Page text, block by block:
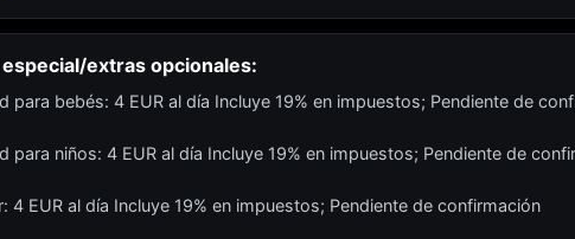
extras opcionales:
para bebés: 4 EUR al día Incluye 19% en impuestos; Pendiente de
para niños: 4 EUR al día Incluye 19% en impuestos; Pendiente de
4 EUR al día Incluye 19% en impuestos; Pendiente de confirmación